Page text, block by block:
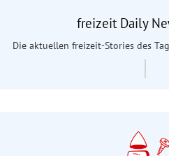
freizeit Daily
Die aktuellen freizeit-Stories des